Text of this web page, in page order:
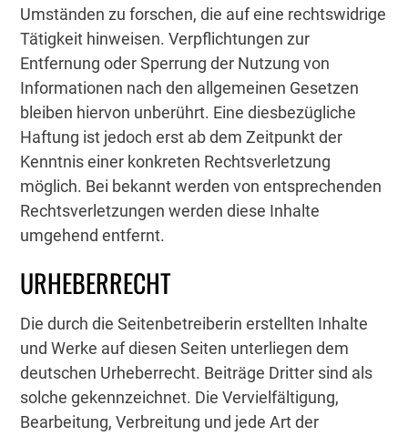
Umständen zu forschen, die auf eine rechtswidrige
Tätigkeit hinweisen. Verpflichtungen zur
Entfernung oder Sperrung der Nutzung von
Informationen nach den allgemeinen Gesetzen
bleiben hiervon unberührt. Eine diesbezügliche
Haftung ist jedoch erst ab dem Zeitpunkt der
Kenntnis einer konkreten Rechtsverletzung
möglich. Bei bekannt werden von entsprechenden
Rechtsverletzungen werden diese Inhalte
umgehend entfernt.
URHEBERRECHT
Die durch die Seitenbetreiberin erstellten Inhalte
und Werke auf diesen Seiten unterliegen dem
deutschen Urheberrecht. Beiträge Dritter sind als
solche gekennzeichnet. Die Vervielfältigung,
Bearbeitung, Verbreitung und jede Art der